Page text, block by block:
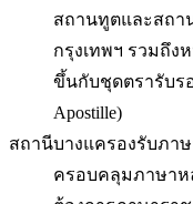
สถานทูตและสถา
กรุงเทพฯ รวมถึง
ขึ้นกับชุดตรารับรอ
Apostille)
สถานีบางแครองรับภาษ
ครอบคลุมภาษาห